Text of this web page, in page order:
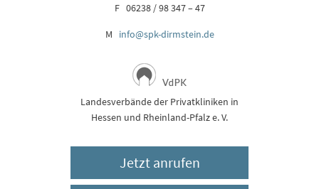
F 06238 / 98 347 – 47
M info@spk-dirmstein.de
Landesverbände der Privatkliniken in
Hessen und Rheinland-Pfalz e. V.
Jetzt anrufen